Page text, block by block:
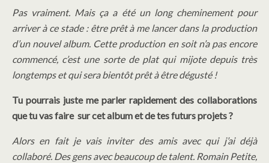
Pas vraiment. Mais ça a été un long cheminement pour
arriver à ce stade : être prêt à me lancer dans la production
d’un nouvel album. Cette production en soit n’a pas encore
commencé, c’est une sorte de plat qui mijote depuis très
longtemps et qui sera bientôt prêt à être dégusté !
Tu pourrais juste me parler rapidement des collaborations
que tu vas faire sur cet album et de tes futurs projets ?
Alors en fait je vais inviter des amis avec qui j’ai déjà
collaboré. Des gens avec beaucoup de talent. Romain Petite,